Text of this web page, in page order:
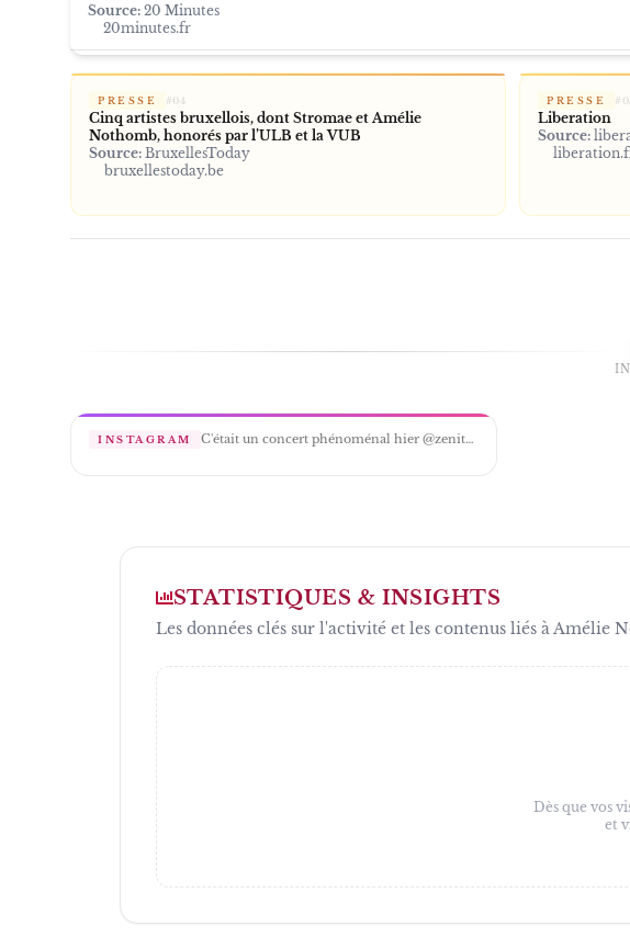
Source: 20 Minutes
20minutes.fr
PRESSE #04
Cinq artistes bruxellois, dont Stromae et Amélie
Nothomb, honorés par l’ULB et la VUB
Source: BruxellesToday
bruxellestoday.be
PRESSE #
Liberation
Source:
INSTAGRAM C'était un concert phénoménal hier @zenith_paris avec Amélie invitée à chanter aux côtés de Helldebert @guillaume_aldebert devant 5000 spectateurs
STATISTIQUES & INSIGHTS
Les données clés sur l'activité et les contenus liés à Amélie
Dès que vos
et